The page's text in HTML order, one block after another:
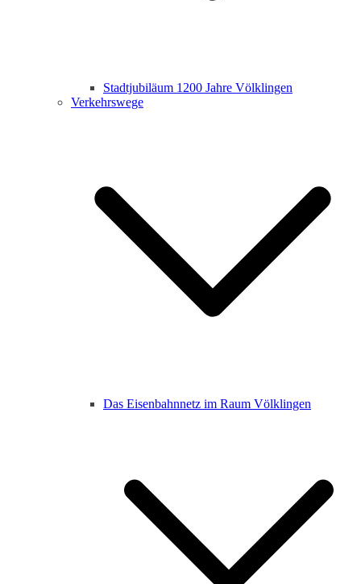
Stadtjubiläum 1200 Jahre Völklingen
Verkehrswege
Das Eisenbahnnetz im Raum Völklingen